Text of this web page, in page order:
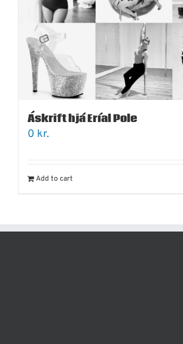
Áskrift hjá Eríal Pole
0 kr.
Add to cart